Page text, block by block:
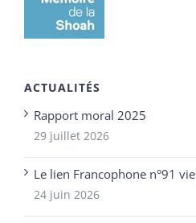
ACTUALITÉS
Rapport moral 2025
29 juillet 2026
Le lien Francophone n°91
24 juin 2026